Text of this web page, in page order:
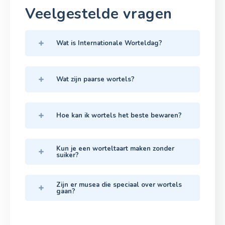
Veelgestelde vragen
Wat is Internationale Worteldag?
Wat zijn paarse wortels?
Hoe kan ik wortels het beste bewaren?
Kun je een worteltaart maken zonder
suiker?
Zijn er musea die speciaal over wortels
gaan?